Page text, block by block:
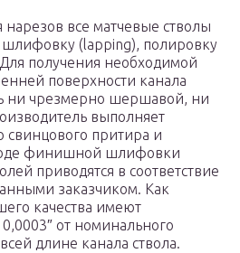
все матчевые стволы
(lapping), полировку
получения необходимой
поверхности канала
ни чрезмерно шершавой, ни
выполняет
притира и
финишной шлифовки
приводятся в соответствие
заказчиком. Как
качества имеют
от номинального
длине канала ствола.